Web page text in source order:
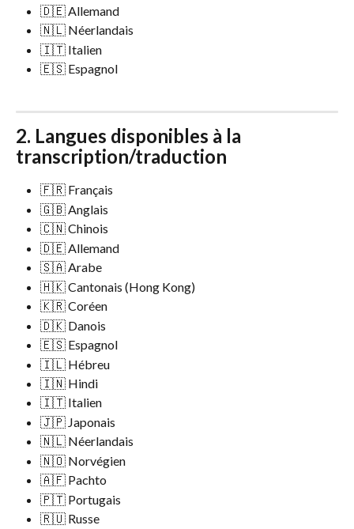
🇩🇪 Allemand
🇳🇱 Néerlandais
🇮🇹 Italien
🇪🇸 Espagnol
2. Langues disponibles à la
transcription/traduction
🇫🇷 Français
🇬🇧 Anglais
🇨🇳 Chinois
🇩🇪 Allemand
🇸🇦 Arabe
🇭🇰 Cantonais (Hong Kong)
🇰🇷 Coréen
🇩🇰 Danois
🇪🇸 Espagnol
🇮🇱 Hébreu
🇮🇳 Hindi
🇮🇹 Italien
🇯🇵 Japonais
🇳🇱 Néerlandais
🇳🇴 Norvégien
🇦🇫 Pachto
🇵🇹 Portugais
🇷🇺 Russe